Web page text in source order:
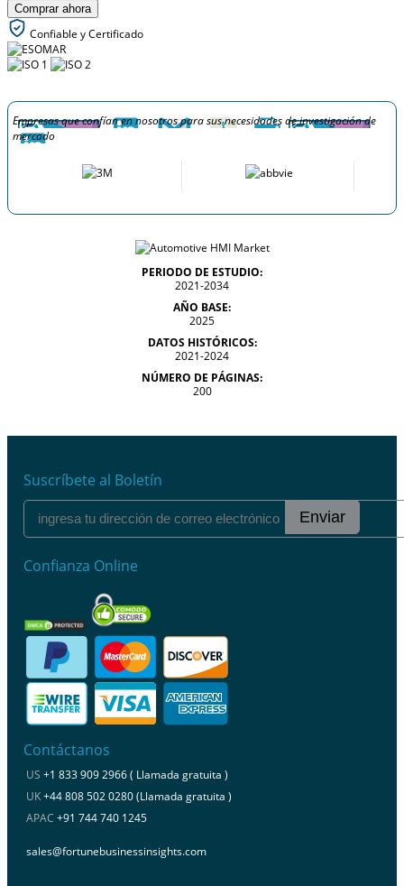
Comprar ahora
Confiable y Certificado
Empresas que confían en nosotros para sus necesidades de investigación de
mercado
PERIODO DE ESTUDIO:
2021-2034
AÑO BASE:
2025
DATOS HISTÓRICOS:
2021-2024
NÚMERO DE PÁGINAS:
200
Suscríbete al Boletín
Enviar
Confianza Online
Contáctanos
US +1 833 909 2966 ( Llamada gratuita )
UK+44 808 502 0280 (Llamada gratuita )
APAC +91 744 740 1245
sales@fortunebusinessinsights.com